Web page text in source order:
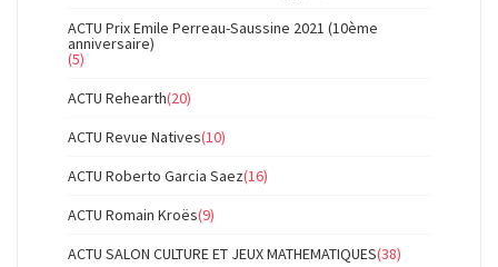
ACTU Prix Emile Perreau-Saussine 2021 (10ème
anniversaire)
(5)
ACTU Rehearth(20)
ACTU Revue Natives(10)
ACTU Roberto Garcia Saez(16)
ACTU Romain Kroës(9)
ACTU SALON CULTURE ET JEUX MATHEMATIQUES(38)